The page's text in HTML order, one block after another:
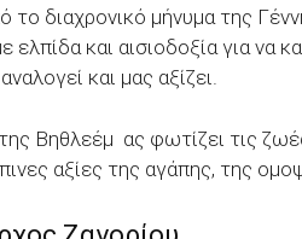
το διαχρονικό μήνυμα της
ελπίδα και αισιοδοξία για να
και μας αξίζει.
Βηθλεέμ ας φωτίζει τις
αξίες της αγάπης, της